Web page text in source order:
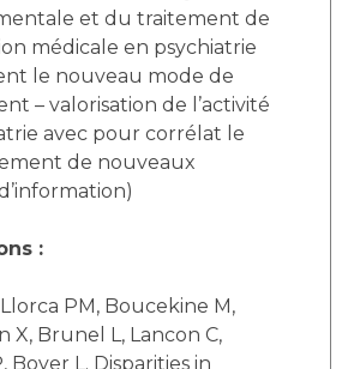
et du traitement de
médicale en psychiatrie
le nouveau mode de
– valorisation de l’activité
avec pour corrélat le
de nouveaux
:
Llorca PM, Boucekine M,
X, Brunel L, Lancon C,
Boyer L. Disparities in